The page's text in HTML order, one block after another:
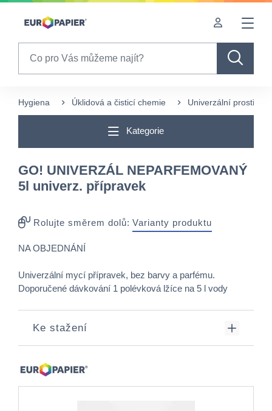
Table Of Content
Hygiena Úklidová a čisticí chemie Univerzální
Kategorie
GO! UNIVERZÁL NEPARFEMOVANÝ
5l univerz. přípravek
Rolujte směrem dolů: Varianty produktu
NA OBJEDNÁNÍ
Univerzální mycí přípravek, bez barvy a parfému.
Doporučené dávkování 1 polévková lžíce na 5 l vody
Ke stažení